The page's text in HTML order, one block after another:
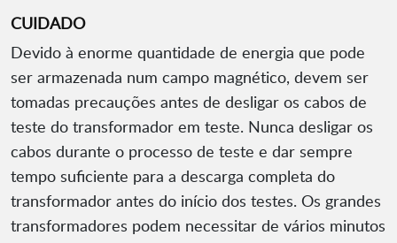
CUIDADO
Devido à enorme quantidade de energia que pode
ser armazenada num campo magnético, devem ser
tomadas precauções antes de desligar os cabos de
teste do transformador em teste. Nunca desligar os
cabos durante o processo de teste e dar sempre
tempo suficiente para a descarga completa do
transformador antes do início dos testes. Os grandes
transformadores podem necessitar de vários minutos